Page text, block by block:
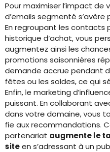
Pour maximiser l’impact de
d’emails segmenté
En regroupant les contacts
historique d’achat, vous
augmentez ainsi les
promotions saisonnières
demande accrue pendant
fêtes ou les soldes, ce qui
Enfin, le marketing
puissant. En collaborant
dans votre domaine, vous
fie aux recommandations.
partenariat augmente le
siteen s’adressant à un